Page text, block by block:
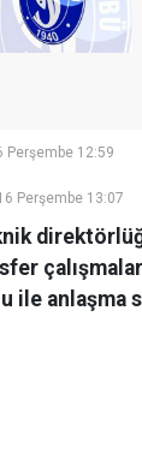
Perşembe 12:59
Perşembe 13:07
anlaşma